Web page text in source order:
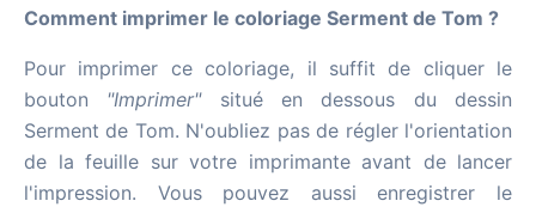
Comment imprimer le coloriage Serment de Tom ?
Pour imprimer ce coloriage, il suffit de cliquer le
bouton "Imprimer"situé en dessous du dessin
Serment de Tom. N'oubliez pas de régler l'orientation
de la feuille sur votre imprimante avant de lancer
l'impression. Vous pouvez aussi enregistrer le